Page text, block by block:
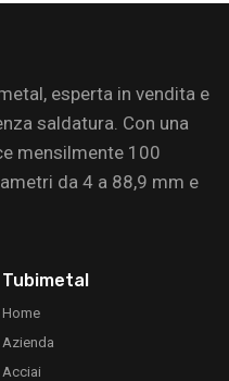
esperta in vendita e
saldatura. Con una
mensilmente 100
da 4 a 88,9 mm e
Tubimetal
Home
Azienda
Acciai